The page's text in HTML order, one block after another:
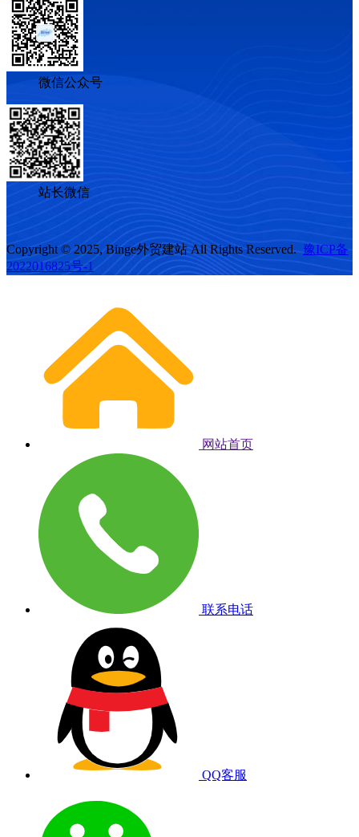
微信公众号
站长微信
Copyright © 2025, Binge外贸建站 All Rights Reserved. 豫ICP备
2022016825号-1
网站首页
联系电话
QQ客服